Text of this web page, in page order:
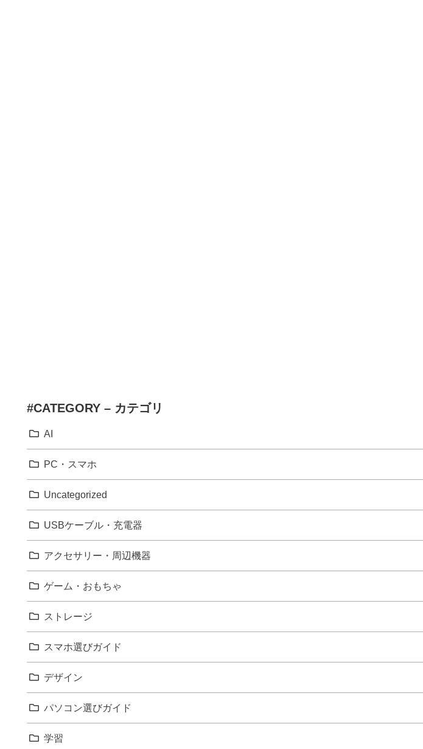
#CATEGORY – カテゴリ
AI
PC・スマホ
Uncategorized
USBケーブル・充電器
アクセサリー・周辺機器
ゲーム・おもちゃ
ストレージ
スマホ選びガイド
デザイン
パソコン選びガイド
学習